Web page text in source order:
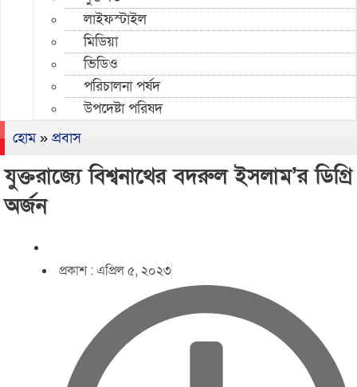
লাইফস্টাইল
মিডিয়া
ভিডিও
পরিচালনা পর্ষদ
উপদেষ্টা পরিষদ
হোম» প্রবাস
যুক্তরাজ্যে বিশ্বনাথের বদরুল ইসলাম’র ডিগ্রি
অর্জন
প্রকাশ :এপ্রিল ৫, ২০২৩